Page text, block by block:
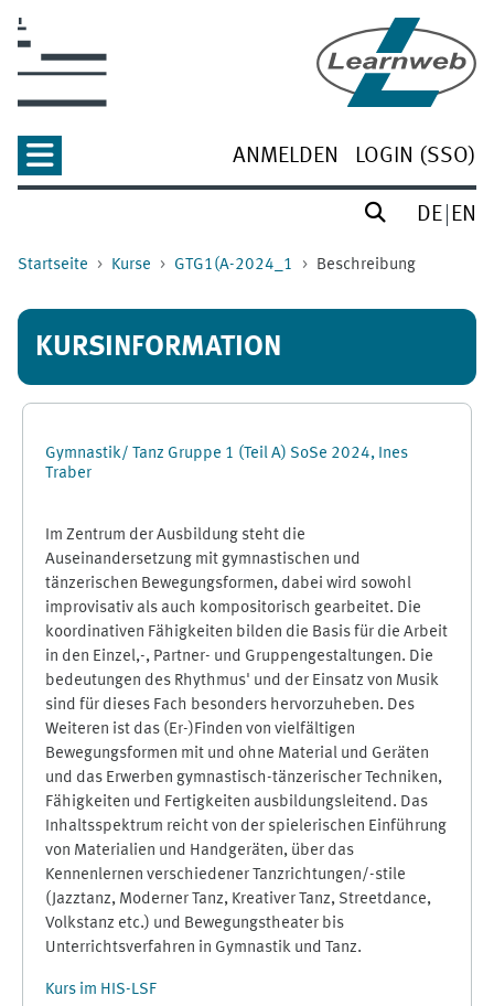
ANMELDEN LOGIN (SSO)
DE EN
Startseite Kurse GTG1(A-2024_1 Beschreibung
KURSINFORMATION
Gymnastik/ Tanz Gruppe 1 (Teil A) SoSe 2024, Ines
Traber
Im Zentrum der Ausbildung steht die
Auseinandersetzung mit gymnastischen und
tänzerischen Bewegungsformen, dabei wird sowohl
improvisativ als auch kompositorisch gearbeitet. Die
koordinativen Fähigkeiten bilden die Basis für die Arbeit
in den Einzel,-, Partner- und Gruppengestaltungen. Die
bedeutungen des Rhythmus' und der Einsatz von Musik
sind für dieses Fach besonders hervorzuheben. Des
Weiteren ist das (Er-)Finden von vielfältigen
Bewegungsformen mit und ohne Material und Geräten
und das Erwerben gymnastisch-tänzerischer Techniken,
Fähigkeiten und Fertigkeiten ausbildungsleitend. Das
Inhaltsspektrum reicht von der spielerischen Einführung
von Materialien und Handgeräten, über das
Kennenlernen verschiedener Tanzrichtungen/-stile
(Jazztanz, Moderner Tanz, Kreativer Tanz, Streetdance,
Volkstanz etc.) und Bewegungstheater bis
Unterrichtsverfahren in Gymnastik und Tanz.
Kurs im HIS-LSF